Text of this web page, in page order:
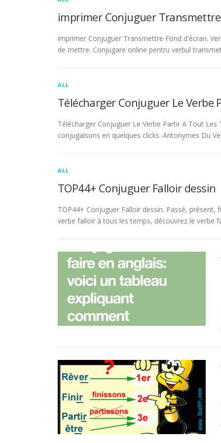
imprimer Conjuguer
imprimer Conjuguer Transmettre Fond d'écran.
de mettre. Conjugare online pentru verbul
ALL
Télécharger Conjuguer Le Verbe
Télécharger Conjuguer Le Verbe Partir A Tout
conjugaisons en quelques clicks. Antonymes Du
ALL
TOP44+ Conjuguer Falloir dessin
TOP44+ Conjuguer Falloir dessin. Passé,
verbe falloir à tous les temps, découvrez le verbe